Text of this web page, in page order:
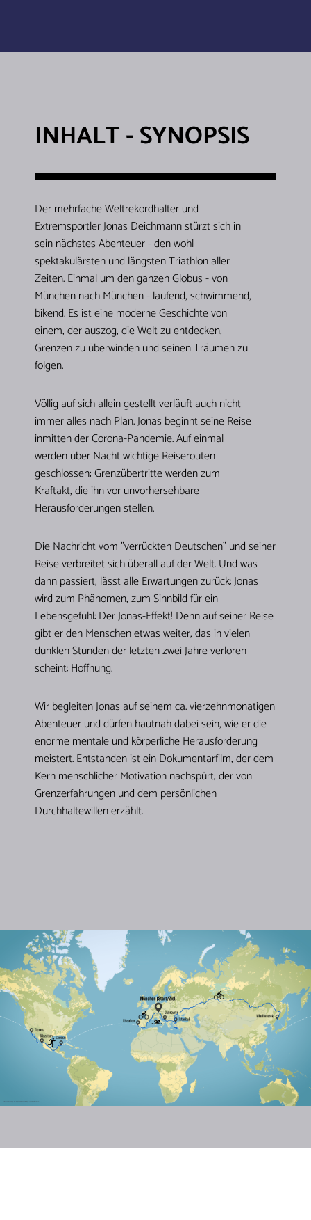
INHALT - SYNOPSIS
Der mehrfache Weltrekordhalter und
Extremsportler Jonas Deichmann stürzt sich in
sein nächstes Abenteuer - den wohl
spektakulärsten und längsten Triathlon aller
Zeiten. Einmal um den ganzen Globus - von
München nach München - laufend, schwimmend,
bikend. Es ist eine moderne Geschichte von
einem, der auszog, die Welt zu entdecken,
Grenzen zu überwinden und seinen Träumen zu
folgen.
Völlig auf sich allein gestellt verläuft auch nicht
immer alles nach Plan. Jonas beginnt seine Reise
inmitten der Corona-Pandemie. Auf einmal
werden über Nacht wichtige Reiserouten
geschlossen; Grenzübertritte werden zum
Kraftakt, die ihn vor unvorhersehbare
Herausforderungen stellen.
Die Nachricht vom "verrückten Deutschen" und seiner
Reise verbreitet sich überall auf der Welt. Und was
dann passiert, lässt alle Erwartungen zurück: Jonas
wird zum Phänomen, zum Sinnbild für ein
Lebensgefühl: Der Jonas-Effekt! Denn auf seiner Reise
gibt er den Menschen etwas weiter, das in vielen
dunklen Stunden der letzten zwei Jahre verloren
scheint: Hoffnung.
Wir begleiten Jonas auf seinem ca. vierzehnmonatigen
Abenteuer und dürfen hautnah dabei sein, wie er die
enorme mentale und körperliche Herausforderung
meistert. Entstanden ist ein Dokumentarfilm, der dem
Kern menschlicher Motivation nachspürt; der von
Grenzerfahrungen und dem persönlichen
Durchhaltewillen erzählt.